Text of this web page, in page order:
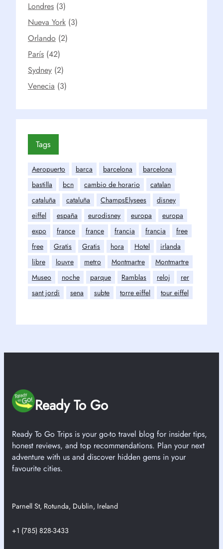
Londres (3)
Nueva York (3)
Orlando (2)
París (42)
Sydney (2)
Venecia (3)
Tags
Aeropuerto barca barcelona
barcelona
bastilla
bcn cambio de horario
catalan
cataluña
cataluña ChampsElysees
disney
eiffel
españa eurodisney europa
europa
expo
france france francia francia
free
free
Gratis Gratis hora Hotel
irlanda
libre
louvre metro Montmartre
Montmartre
Museo
noche parque Ramblas reloj
rer
sant jordi
sena subte torre eiffel tour eiffel
Ready To Go
Ready To Go Trips is your go-to travel blog for insider tips,
honest reviews, and top recommendations. Plan your next
adventure with us and discover hidden gems in your
favourite cities.
Parnell St, Rotunda, Dublin, Ireland
+1 (785) 828-3433